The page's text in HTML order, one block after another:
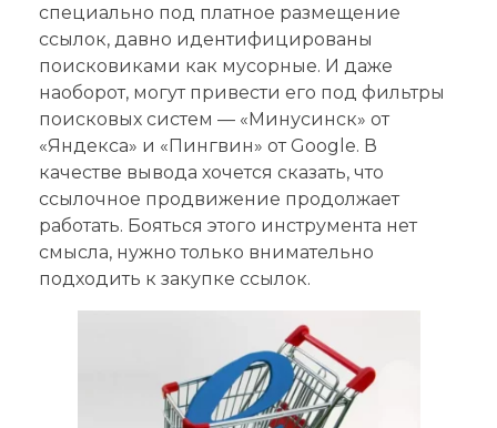
специально под платное размещение
ссылок, давно идентифицированы
поисковиками как мусорные. И даже
наоборот, могут привести его под фильтры
поисковых систем — «Минусинск» от
«Яндекса» и «Пингвин» от Google. В
качестве вывода хочется сказать, что
ссылочное продвижение продолжает
работать. Бояться этого инструмента нет
смысла, нужно только внимательно
подходить к закупке ссылок.